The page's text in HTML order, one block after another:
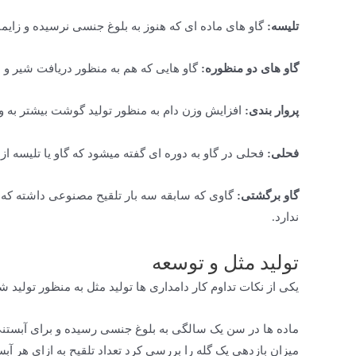
تلیسه: گاو های ماده ای که هنوز به بلوغ جنسی نرسیده و
گاو های دو منظوره: گاو هایی که هم به منظور دریافت
پروار بندی: افزایش وزن دام به منظور تولید گوشت بیشتر
فحلی: فحلی در گاو به دوره ای گفته میشود که گاو یا تلیسه از نظر
گاو برگشتی:
ندارد.
تولید مثل و توسعه
یکی از نکات تداوم کار دامداری ها تولید مثل به منظور
میزان بازدهی یک گله را بررسی کرد تعداد تلقیح به ازای هر